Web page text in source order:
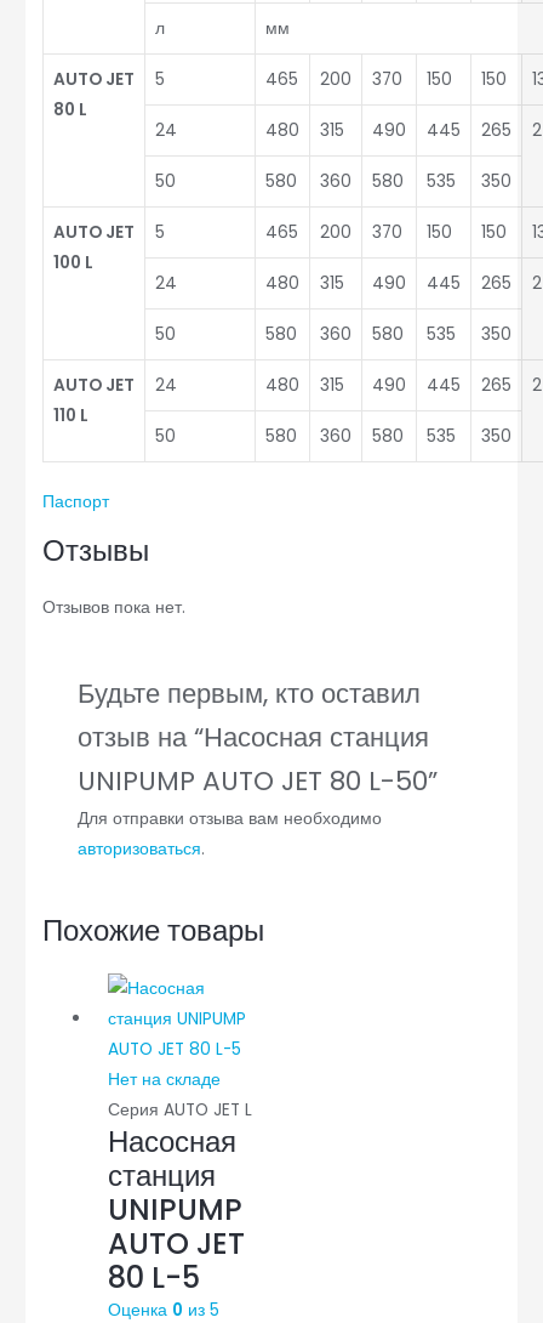
л мм
AUTO JET
80 L
5 465 200 370 150 150
24 480 315 490 445 265
50 580 360 580 535 350
AUTO JET
100 L
5 465 200 370 150 150
24 480 315 490 445 265
50 580 360 580 535 350
AUTO JET
110 L
24 480 315 490 445 265
50 580 360 580 535 350
Паспорт
Отзывы
Отзывов пока нет.
Будьте первым, кто оставил
отзыв на “Насосная станция
UNIPUMP AUTO JET 80 L-50”
Для отправки отзыва вам необходимо
авторизоваться.
Похожие товары
Нет на складе
Серия AUTO JET L
Насосная
станция
UNIPUMP
AUTO JET
80 L-5
Оценка 0 из 5